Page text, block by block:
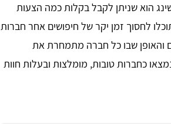
הוא שניתן לקבל בקלות כמה הצעות
לחסוך זמן יקר של חיפושים אחר חברות
והאופן שבו כל חברה מתמחרת את
כחברות טובות, מומלצות ובעלות חוות